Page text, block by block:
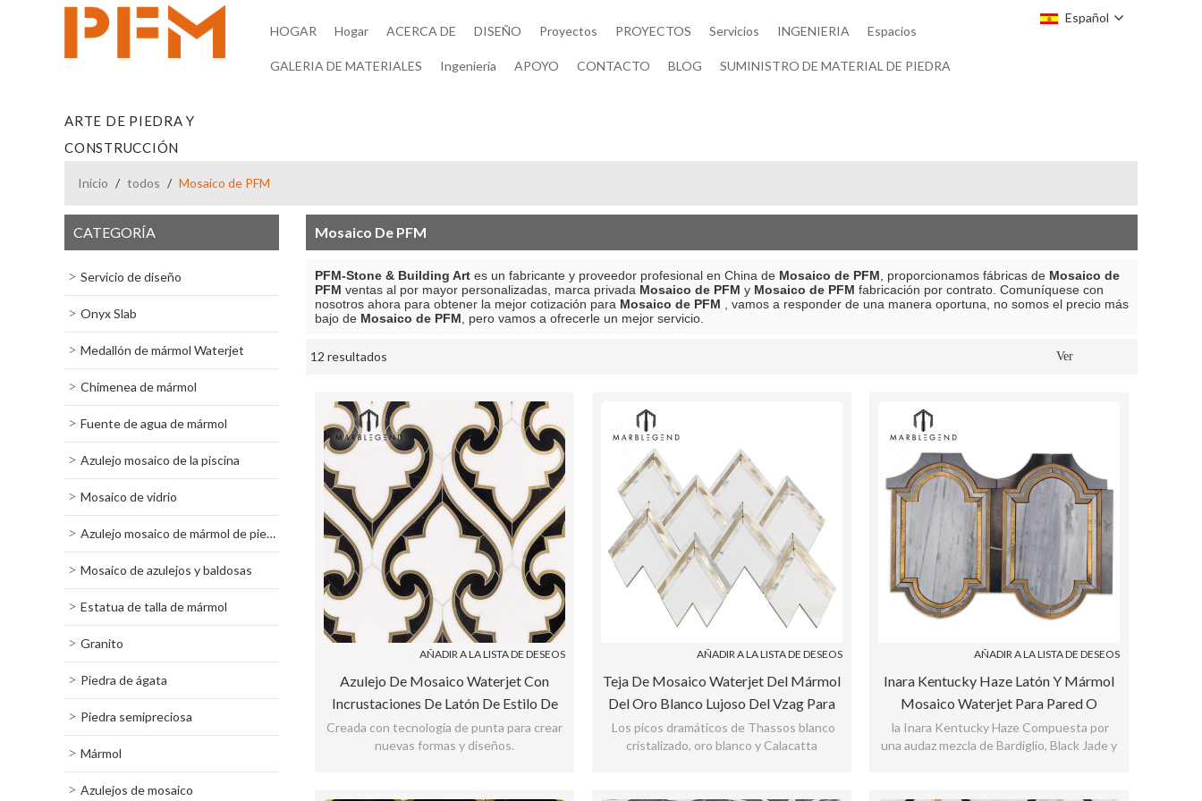
ARTE DE PIEDRA Y
CONSTRUCCIÓN
Español
HOGAR
Hogar ACERCA DE DISEÑO Proyectos PROYECTOS Servicios INGENIERIA Espacios
GALERIA DE MATERIALES Ingeniería APOYO CONTACTO BLOG SUMINISTRO DE MATERIAL DE PIEDRA
Inicio / todos / Mosaico de PFM
CATEGORÍA
Servicio de diseño
Onyx Slab
Medallón de mármol Waterjet
Chimenea de mármol
Fuente de agua de mármol
Azulejo mosaico de la piscina
Mosaico de vidrio
Azulejo mosaico de mármol de piedra
Mosaico de azulejos y baldosas
Estatua de talla de mármol
Granito
Piedra de ágata
Piedra semipreciosa
Mármol
Azulejos de mosaico
Mosaico De PFM
PFM-Stone & Building Art es un fabricante y proveedor profesional en China de Mosaico de PFM , proporcionamos fábricas de Mosaico de
PFM ventas al por mayor personalizadas, marca privada Mosaico de PFM y Mosaico de PFM fabricación por contrato. Comuníquese con
nosotros ahora para obtener la mejor cotización para Mosaico de PFM , vamos a responder de una manera oportuna, no somos el precio más
bajo de Mosaico de PFM , pero vamos a ofrecerle un mejor servicio.
12 resultados Ver
escaparate
AÑADIR A LA LISTA DE DESEOS
Azulejo De Mosaico Waterjet Con
Incrustaciones De Latón De Estilo De
Lujo Para Cocina
Creada con tecnología de punta para crear
nuevas formas y diseños.
AÑADIR A LA LISTA DE DESEOS
Teja De Mosaico Waterjet Del Mármol
Del Oro Blanco Lujoso Del Vzag Para
La Pared
Los picos dramáticos de Thassos blanco
cristalizado, oro blanco y Calacatta
AÑADIR A LA LISTA DE DESEOS
Inara Kentucky Haze Latón Y Mármol
Mosaico Waterjet Para Pared O
Salpicadero
la Inara Kentucky Haze Compuesta por
una audaz mezcla de Bardiglio, Black Jade y